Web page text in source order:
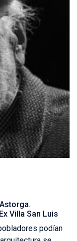
Villa San Luis
podían